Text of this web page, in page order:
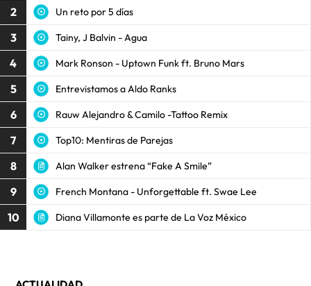
2 Un reto por 5 días
3 Tainy, J Balvin - Agua
4 Mark Ronson - Uptown Funk ft. Bruno Mars
5 Entrevistamos a Aldo Ranks
6 Rauw Alejandro & Camilo -Tattoo Remix
7 Top10: Mentiras de Parejas
8 Alan Walker estrena “Fake A Smile”
9 French Montana - Unforgettable ft. Swae Lee
10 Diana Villamonte es parte de La Voz México